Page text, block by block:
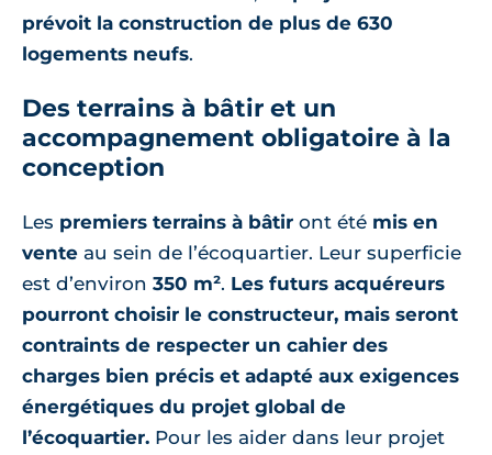
prévoit la construction de plus de 630
logements neufs.
Des terrains à bâtir et un
accompagnement obligatoire à la
conception
Les premiers terrains à bâtir ont été mis en
vente au sein de l’écoquartier. Leur superficie
est d’environ 350 m². Les futurs acquéreurs
pourront choisir le constructeur, mais seront
contraints de respecter un cahier des
charges bien précis et adapté aux exigences
énergétiques du projet global de
l’écoquartier. Pour les aider dans leur projet